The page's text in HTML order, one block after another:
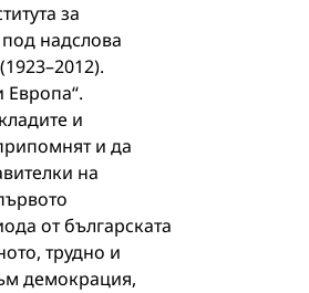
за
надслова
Европа“.
и
и да
на
от българската
трудно и
демокрация,